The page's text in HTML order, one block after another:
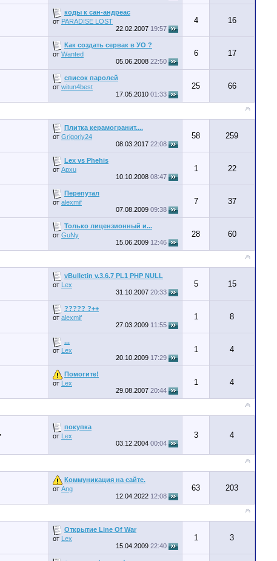
коды к сан-андреас
от PARADISE LOST
22.02.2007 19:57
4 16
Как создать сервак в УО ?
от Wanted
05.06.2008 22:50
6 17
список паролей
от witun4best
17.05.2010 01:33
25 66
Плитка керамогранит....
от Grigoriy24
08.03.2017 22:08
58 259
Lex vs Phehis
от Apxu
10.10.2008 08:47
1 22
Перепутал
от alexmif
07.08.2009 09:38
7 37
Только лицензионный и...
от GuNy
15.06.2009 12:46
28 60
vBulletin v.3.6.7 PL1 PHP NULL
от Lex
31.10.2007 20:33
5 15
????? ?++
от alexmif
27.03.2009 11:55
1 8
...
от Lex
20.10.2009 17:29
1 4
Помогите!
от Lex
29.08.2007 20:44
1 4
покупка
от Lex
03.12.2004 00:04
3 4
Коммуникация на сайте.
от Ang
12.04.2022 12:08
63 203
Открытие Line Of War
от Lex
15.04.2009 22:40
1 3